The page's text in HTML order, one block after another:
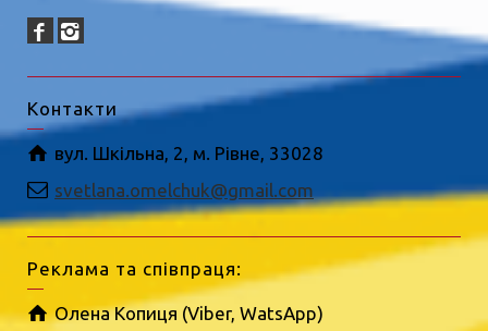
Контакти
вул. Шкільна, 2, м. Рівне, 33028
svetlana.omelchuk@gmail.com
Реклама та співпраця:
Олена Копиця (Viber, WatsApp)